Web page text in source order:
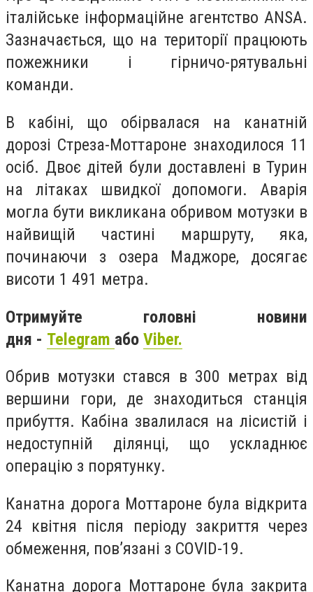
італійське інформаційне агентство ANSA.
Зазначається, що на території працюють
пожежники і гірничо-рятувальні
команди.
В кабіні, що обірвалася на канатній
дорозі Стреза-Моттароне знаходилося 11
осіб. Двоє дітей були доставлені в Турин
на літаках швидкої допомоги. Аварія
могла бути викликана обривом мотузки в
найвищій частині маршруту, яка,
починаючи з озера Маджоре, досягає
висоти 1 491 метра.
Отримуйте головні новини
дня - Telegram або Viber.
Обрив мотузки стався в 300 метрах від
вершини гори, де знаходиться станція
прибуття. Кабіна звалилася на лісистій і
недоступній ділянці, що ускладнює
операцію з порятунку.
Канатна дорога Моттароне була відкрита
24 квітня після періоду закриття через
обмеження, пов’язані з COVID-19.
Канатна дорога Моттароне була закрита